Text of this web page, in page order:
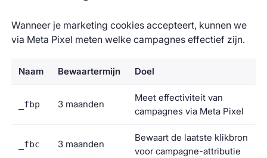
Wanneer je marketing cookies accepteert, kunnen we
via Meta Pixel meten welke campagnes effectief zijn.
Naam Bewaartermijn Doel
_fbp 3 maanden
Meet effectiviteit van
campagnes via Meta Pixel
_fbc 3 maanden
Bewaart de laatste klikbron
voor campagne-attributie